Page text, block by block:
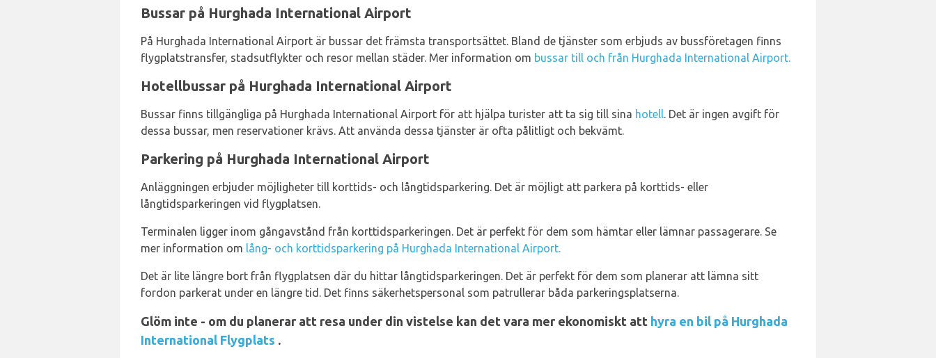
Bussar på Hurghada International Airport
På Hurghada International Airport är bussar det främsta transportsättet. Bland de tjänster som erbjuds av bussföretagen finns
flygplatstransfer, stadsutflykter och resor mellan städer. Mer information om bussar till och från Hurghada International Airport.
Hotellbussar på Hurghada International Airport
Bussar finns tillgängliga på Hurghada International Airport för att hjälpa turister att ta sig till sina hotell. Det är ingen avgift för
dessa bussar, men reservationer krävs. Att använda dessa tjänster är ofta pålitligt och bekvämt.
Parkering på Hurghada International Airport
Anläggningen erbjuder möjligheter till korttids- och långtidsparkering. Det är möjligt att parkera på korttids- eller
långtidsparkeringen vid flygplatsen.
Terminalen ligger inom gångavstånd från korttidsparkeringen. Det är perfekt för dem som hämtar eller lämnar passagerare. Se
mer information om lång- och korttidsparkering på Hurghada International Airport.
Det är lite längre bort från flygplatsen där du hittar långtidsparkeringen. Det är perfekt för dem som planerar att lämna sitt
fordon parkerat under en längre tid. Det finns säkerhetspersonal som patrullerar båda parkeringsplatserna.
Glöm inte - om du planerar att resa under din vistelse kan det vara mer ekonomiskt att hyra en bil på Hurghada
International Flygplats .